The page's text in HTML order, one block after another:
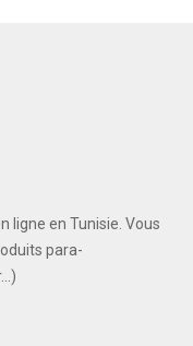
ligne en Tunisie. Vous
para-